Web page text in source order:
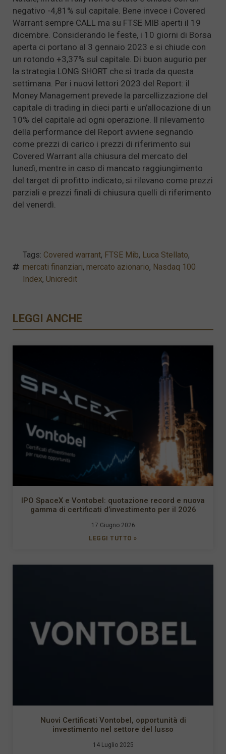
negativo -4,81% sul capitale. Bene invece i Covered
Warrant sempre CALL ma su FTSE MIB aperti il 19
dicembre. Considerando le feste, i 10 giorni di Borsa
aperta ci portano al 3 gennaio 2023 e si chiude con
un rotondo +3,37% sul capitale. Di buon augurio per
la strategia LONG SHORT che si trada da questa
settimana. Per i nuovi lettori 2023 del Report: il
Money Management prevede la parcellizzazione del
capitale di trading in dieci parti e un’allocazione di un
10% del capitale ad ogni operazione. Il rilevamento
della performance del Report avviene segnando
come prezzi di carico i prezzi di riferimento sui
Covered Warrant alla chiusura del mercato del
lunedì, mentre in caso di mancato raggiungimento
del target di profitto indicato, si rilevano come prezzi
parziali e prezzi finali di chiusura quelli di riferimento
del venerdì.
Tags: Covered warrant, FTSE Mib, Luca Stellato,
mercati finanziari, mercato azionario, Nasdaq 100
Index, Unicredit
LEGGI ANCHE
IPO SpaceX e Vontobel: quotazione record e nuova
gamma di certificati d’investimento per il 2026
17 Giugno 2026
LEGGI TUTTO »
Nuovi Certificati Vontobel, opportunità di
investimento nel settore del lusso
14 Luglio 2025